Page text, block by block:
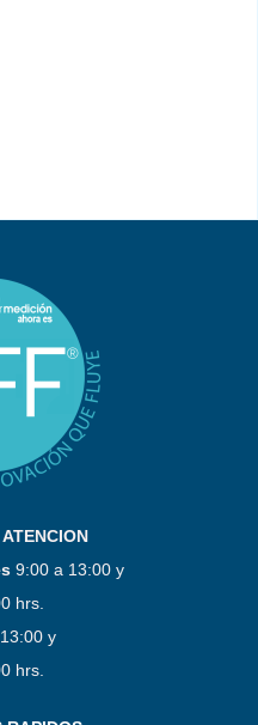
9:00 a 13:00 y
hrs.
y
hrs.